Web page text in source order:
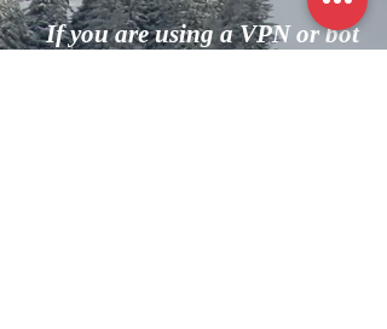
If you are using a VPN or bot